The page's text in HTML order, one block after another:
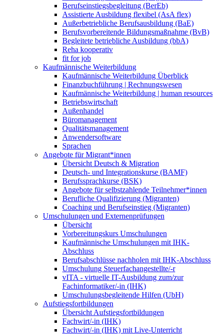
Berufseinstiegsbegleitung (BerEb)
Assistierte Ausbildung flexibel (AsA flex)
Außerbetriebliche Berufsausbildung (BaE)
Berufsvorbereitende Bildungsmaßnahme (BvB)
Begleitete betriebliche Ausbildung (bbA)
Reha kooperativ
fit for job
Kaufmännische Weiterbildung
Kaufmännische Weiterbildung Überblick
Finanzbuchführung | Rechnungswesen
Kaufmännische Weiterbildung | human resources
Betriebswirtschaft
Außenhandel
Büromanagement
Qualitätsmanagement
Anwendersoftware
Sprachen
Angebote für Migrant*innen
Übersicht Deutsch & Migration
Deutsch- und Integrationskurse (BAMF)
Berufssprachkurse (BSK)
Angebote für selbstzahlende Teilnehmer*innen
Berufliche Qualifizierung (Migranten)
Coaching und Berufseinstieg (Migranten)
Umschulungen und Externenprüfungen
Übersicht
Vorbereitungskurs Umschulungen
Kaufmännische Umschulungen mit IHK-
Abschluss
Berufsabschlüsse nachholen mit IHK-Abschluss
Umschulung Steuerfachangestellte/-r
vITA - virtuelle IT-Ausbildung zum/zur
Fachinformatiker/-in (IHK)
Umschulungsbegleitende Hilfen (UbH)
Aufstiegsfortbildungen
Übersicht Aufstiegsfortbildungen
Fachwirt/-in (IHK)
Fachwirt/-in (IHK) mit Live-Unterricht